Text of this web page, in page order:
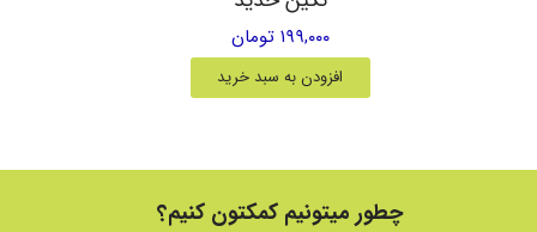
۱۹۹,۰۰۰ تومان
افزودن به سبد خرید
چطور میتونیم کمکتون کنیم؟